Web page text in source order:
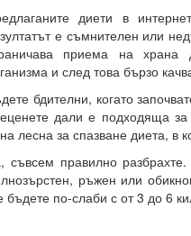
диети в
е съмнителен или
приема на храна
и след това бързо
бдителни, когато
дали е подходяща
лесна за спазване диета, в
съвсем правилно
ръжен или
бъдете по-слаби с от 3 до 6